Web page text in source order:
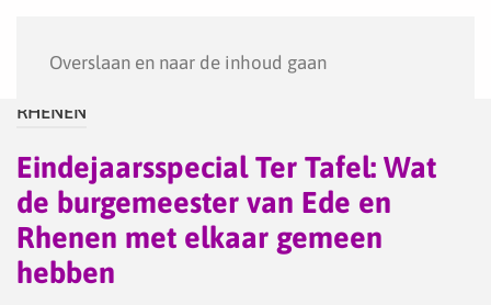
Overslaan en naar de inhoud gaan
RHENEN
Eindejaarsspecial Ter Tafel: Wat
de burgemeester van Ede en
Rhenen met elkaar gemeen
hebben